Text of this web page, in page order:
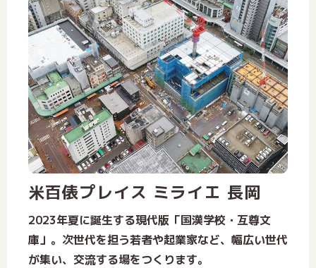
米百俵プレイス ミライエ 長岡
2023年夏に誕生する現代版「国漢学校・互尊文
庫」。次世代を担う若者や起業家など、幅広い世代
が集い、交流する場をつくります。